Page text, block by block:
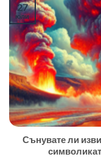
Сънувате ли
27
юли